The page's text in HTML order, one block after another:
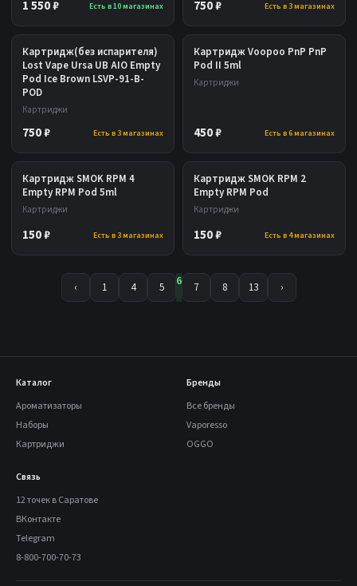
1 550 ₽ Есть в 10 магазинах 750 ₽ Есть в 3 магазинах
Картридж(без испарителя)
Lost Vape Ursa UB AIO Empty
Pod Ice Brown LSVP-91-B-
POD
Картриджи
750 ₽ Есть в 3 магазинах
Картридж Voopoo PnP PnP
Pod II 5ml
Картриджи
450 ₽ Есть в 6 магазинах
Картридж SMOK RPM 4
Empty RPM Pod 5ml
Картриджи
150 ₽ Есть в 3 магазинах
Картридж SMOK RPM 2
Empty RPM Pod
Картриджи
150 ₽ Есть в 4 магазинах
‹ 1 4 5 6 7 8 13 ›
Каталог
Ароматизаторы
Наборы
Картриджи
Бренды
Все бренды
Vaporesso
OGGO
Связь
12 точек в Саратове
ВКонтакте
Telegram
8-800-700-70-73